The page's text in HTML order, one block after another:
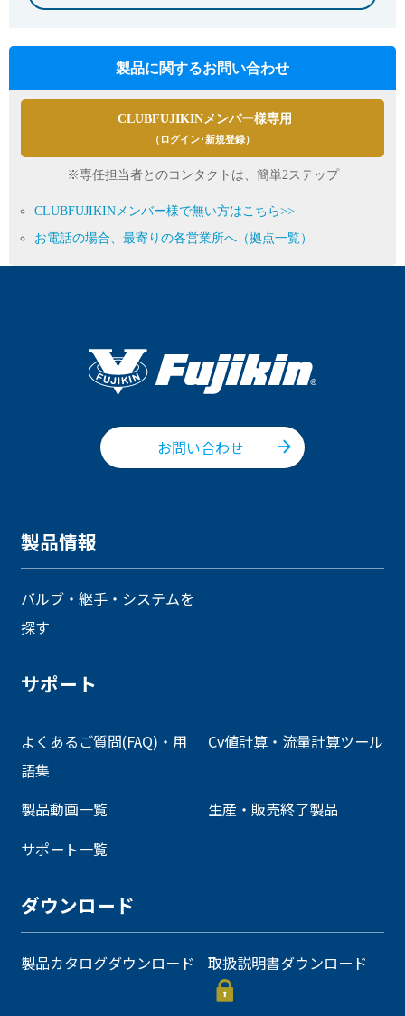
製品に関するお問い合わせ
CLUBFUJIKINメンバー様専用
（ログイン･新規登録）
※専任担当者とのコンタクトは、簡単2ステップ
CLUBFUJIKINメンバー様で無い方はこちら>>
お電話の場合、最寄りの各営業所へ（拠点一覧）
お問い合わせ
製品情報
バルブ・継手・システムを
探す
サポート
よくあるご質問(FAQ)・用
語集
Cv値計算・流量計算ツール
製品動画一覧
生産・販売終了製品
サポート一覧
ダウンロード
製品カタログダウンロード 取扱説明書ダウンロード